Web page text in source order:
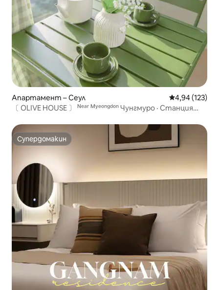
Апартамент – Сеул Средна
4,94 (123)
〔 OLIVE HOUSE 〕 ᴺᵉᵃʳ ᴹʸᵉᵒⁿᵍᵈᵒⁿ Чунгмуро · Станция
Супердомакин
Супердомакин